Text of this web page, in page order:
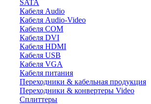
SATA
Кабеля Audio
Кабеля Audio-Video
Кабеля COM
Кабеля DVI
Кабеля HDMI
Кабеля USB
Кабеля VGA
Кабеля питания
Переходники & кабельная продукция
Переходники & конвертеры Video
Сплиттеры